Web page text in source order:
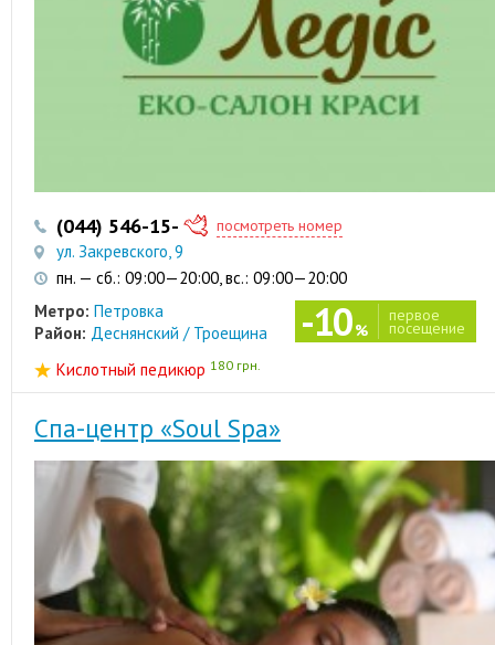
(044) 546-15-27 (068) 949-81-31
посмотреть номер
ул. Закревского, 9
пн. — сб.: 09:00—20:00, вс.: 09:00—20:00
Метро: Петровка
Район: Деснянский / Троещина -10%
первое
посещение
Кислотный педикюр 180 грн.
Спа-центр «Soul Spa»